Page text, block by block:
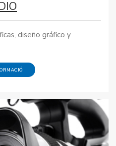
diseño gráfico y